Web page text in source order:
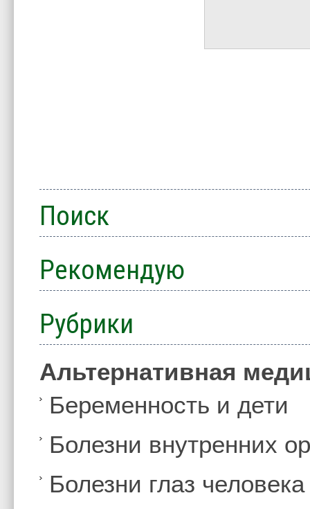
Поиск
Рекомендую
Рубрики
Альтернативная
Беременность и дети
Болезни внутренних
Болезни глаз человека